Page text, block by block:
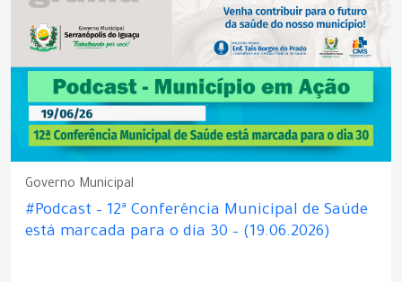
Governo Municipal
#Podcast – 12ª Conferência Municipal de Saúde
está marcada para o dia 30 – (19.06.2026)